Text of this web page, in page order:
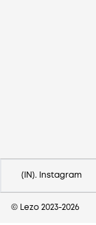
(IN). Instagram
© Lezo 2023-2026